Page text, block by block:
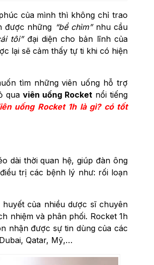
của mình thì không chỉ trao
được những “bề chìm”nhu cầu
tôi”đại diện cho bản lĩnh của
lại sẽ cảm thấy tự ti khi có hiện
tìm những viên uống hỗ trợ
quaviên uống Rocket nổi tiếng
uống Rocket 1h là gì? có tốt
dài thời quan hệ, giúp đàn ông
trị các bệnh lý như: rối loạn
của nhiều dược sĩ chuyên
nhiệm và phân phối. Rocket 1h
nhận được sự tin dùng của các
Qatar, Mỹ,…